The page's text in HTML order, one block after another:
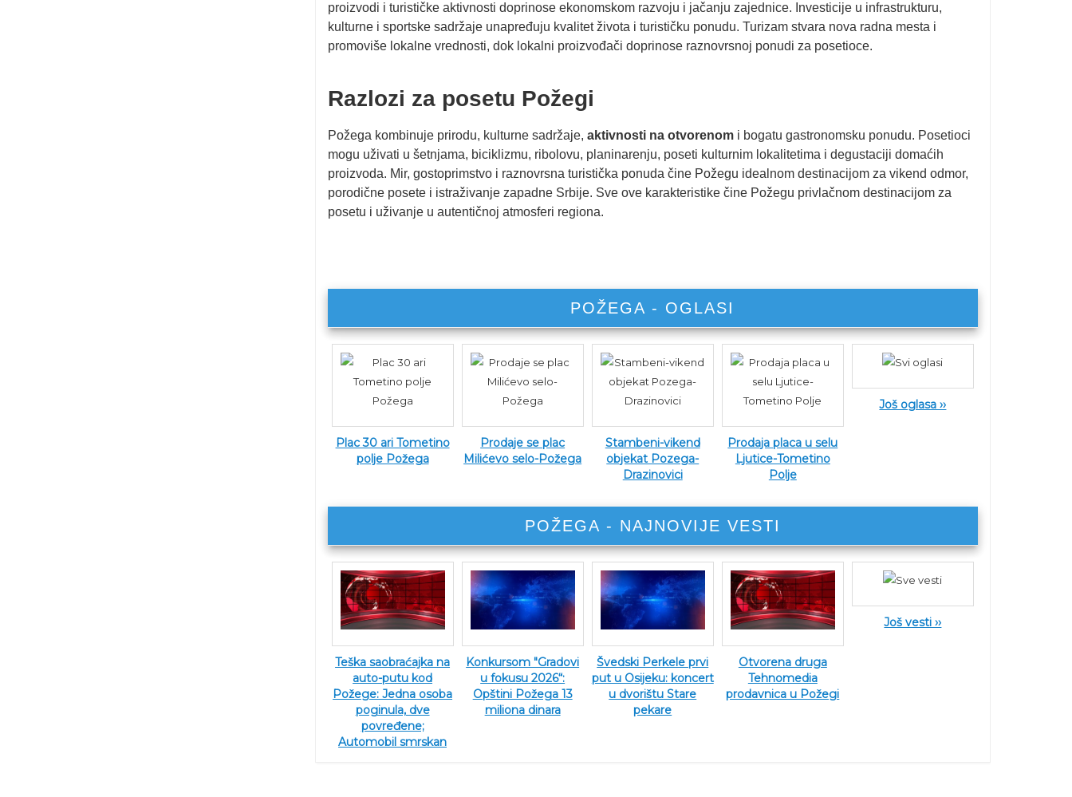
proizvodi i turističke aktivnosti doprinose ekonomskom razvoju i jačanju zajednice. Investicije u infrastrukturu,
kulturne i sportske sadržaje unapređuju kvalitet života i turističku ponudu. Turizam stvara nova radna mesta i
promoviše lokalne vrednosti, dok lokalni proizvođači doprinose raznovrsnoj ponudi za posetioce.
Razlozi za posetu Požegi
Požega kombinuje prirodu, kulturne sadržaje, aktivnosti na otvorenomi bogatu gastronomsku ponudu. Posetioci
mogu uživati u šetnjama, biciklizmu, ribolovu, planinarenju, poseti kulturnim lokalitetima i degustaciji domaćih
proizvoda. Mir, gostoprimstvo i raznovrsna turistička ponuda čine Požegu idealnom destinacijom za vikend odmor,
porodične posete i istraživanje zapadne Srbije. Sve ove karakteristike čine Požegu privlačnom destinacijom za
posetu i uživanje u autentičnoj atmosferi regiona.
POŽEGA - OGLASI
Plac 30 ari Tometino
polje Požega
Prodaje se plac
Milićevo selo-Požega
Stambeni-vikend
objekat Pozega-
Drazinovici
Prodaja placa u selu
Ljutice-Tometino
Polje
Još oglasa ››
POŽEGA - NAJNOVIJE VESTI
Teška saobraćajka na
auto-putu kod
Požege: Jedna osoba
poginula, dve
povređene;
Automobil smrskan
Konkursom "Gradovi
u fokusu 2026“:
Opštini Požega 13
miliona dinara
Švedski Perkele prvi
put u Osijeku: koncert
u dvorištu Stare
pekare
Otvorena druga
Tehnomedia
prodavnica u Požegi
Još vesti ››